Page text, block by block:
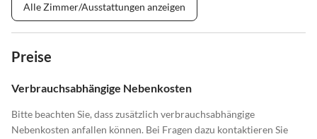
Alle Zimmer/Ausstattungen anzeigen
Preise
Verbrauchsabhängige Nebenkosten
Bitte beachten Sie, dass zusätzlich verbrauchsabhängige
Nebenkosten anfallen können. Bei Fragen dazu kontaktieren Sie